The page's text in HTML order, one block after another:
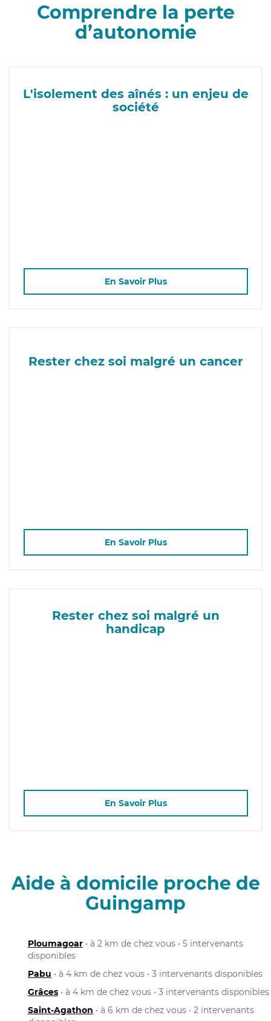
Comprendre la perte
d’autonomie
L'isolement des aînés : un enjeu de
société
En Savoir Plus
Rester chez soi malgré un cancer
En Savoir Plus
Rester chez soi malgré un
handicap
En Savoir Plus
Aide à domicile proche de
Guingamp
Ploumagoar • à 2 km de chez vous • 5 intervenants
disponibles
Pabu • à 4 km de chez vous • 3 intervenants disponibles
Grâces • à 4 km de chez vous • 3 intervenants disponibles
Saint-Agathon • à 6 km de chez vous • 2 intervenants